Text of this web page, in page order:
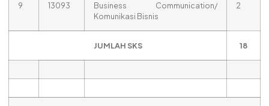
9 13093
Business Communication/
Komunikasi Bisnis
2
JUMLAH SKS 18